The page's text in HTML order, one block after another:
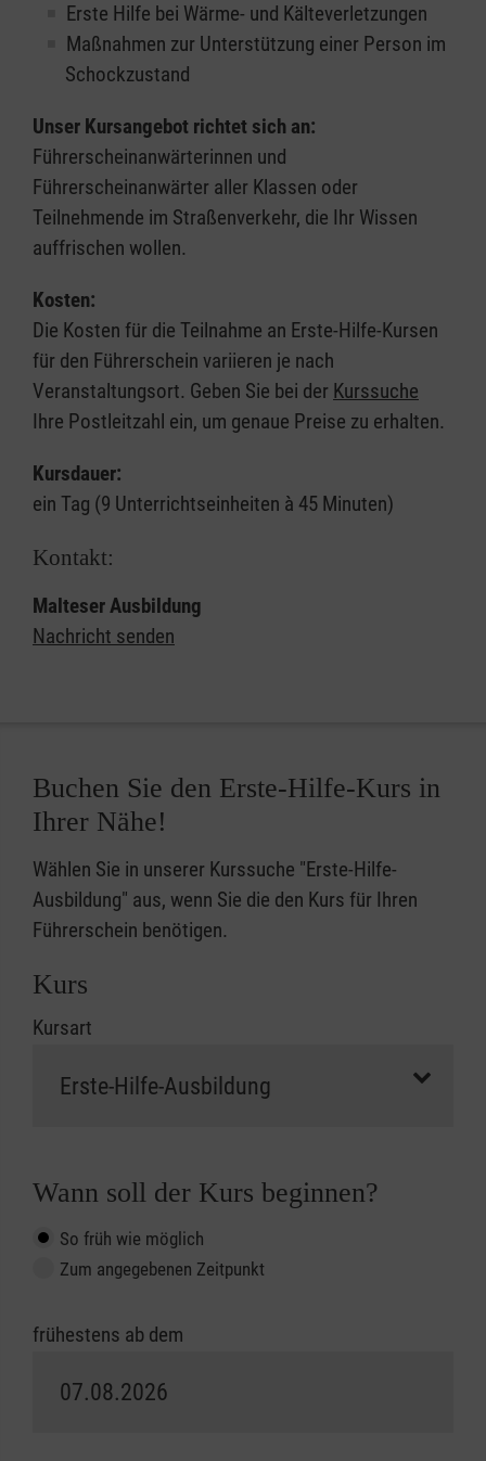
Erste Hilfe bei Wärme- und Kälteverletzungen
Maßnahmen zur Unterstützung einer Person im
Schockzustand
Unser Kursangebot richtet sich an:
Führerscheinanwärterinnen und
Führerscheinanwärter aller Klassen oder
Teilnehmende im Straßenverkehr, die Ihr Wissen
auffrischen wollen.
Kosten:
Die Kosten für die Teilnahme an Erste-Hilfe-Kursen
für den Führerschein variieren je nach
Veranstaltungsort. Geben Sie bei der Kurssuche
Ihre Postleitzahl ein, um genaue Preise zu erhalten.
Kursdauer:
ein Tag (9 Unterrichtseinheiten à 45 Minuten)
Kontakt:
Malteser Ausbildung
Nachricht senden
Buchen Sie den Erste-Hilfe-Kurs in
Ihrer Nähe!
Wählen Sie in unserer Kurssuche "Erste-Hilfe-
Ausbildung" aus, wenn Sie die den Kurs für Ihren
Führerschein benötigen.
Kurs
Kursart
Wann soll der Kurs beginnen?
So früh wie möglich
Zum angegebenen Zeitpunkt
frühestens ab dem